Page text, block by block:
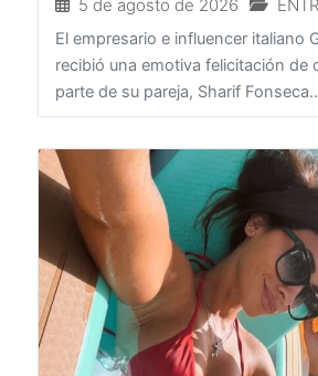
5 de agosto de 2026
El empresario e influencer italiano
recibió una emotiva felicitación de
parte de su pareja, Sharif